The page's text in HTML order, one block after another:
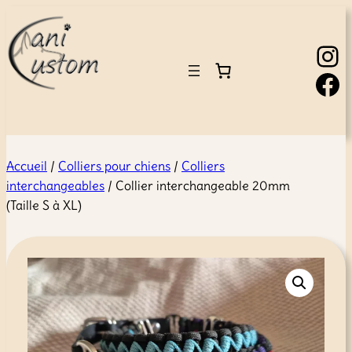
Instagram
Facebook
Accueil / Colliers pour chiens / Colliers
interchangeables / Collier interchangeable 20mm
(Taille S à XL)